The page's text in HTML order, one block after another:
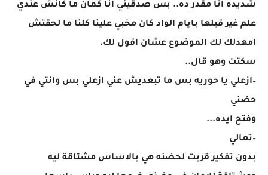
شديده انا مقدر ده.. بس صدقيني انا كمان ما كانش عندي
علم غير قبلها بايام الواد كان مخبي علينا كلنا ما لحقتش
امهدلك لك الموضوع عشان اقول لك.
سكتت وهو قال..
–ازعلي يا حوريه بس ما تبعديش عني ازعلي بس وانتي في
حضني
وفتح ايده...
–تعالي
بدون تفكير قربت لحضنه هي بالاساس مشتاقة ليه